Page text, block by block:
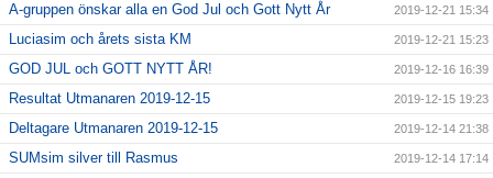
A-gruppen önskar alla en God Jul och Gott Nytt År 2019-12-21 15:34
Luciasim och årets sista KM 2019-12-21 15:23
GOD JUL och GOTT NYTT ÅR! 2019-12-16 16:39
Resultat Utmanaren 2019-12-15 2019-12-15 19:23
Deltagare Utmanaren 2019-12-15 2019-12-14 21:38
SUMsim silver till Rasmus 2019-12-14 17:14